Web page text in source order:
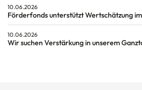
10.06.2026
Förderfonds unterstützt Wertschätzung
10.06.2026
Wir suchen Verstärkung in unserem